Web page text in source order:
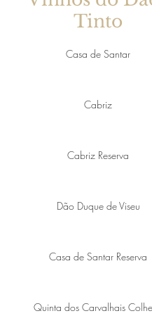
Tinto
Casa de Santar
Cabriz
Cabriz Reserva
Dão Duque de Viseu
Casa de Santar Reserva
Quinta dos Carvalhais